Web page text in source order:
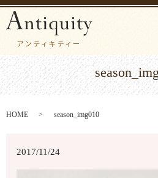
HOME season_img010
2017/11/24